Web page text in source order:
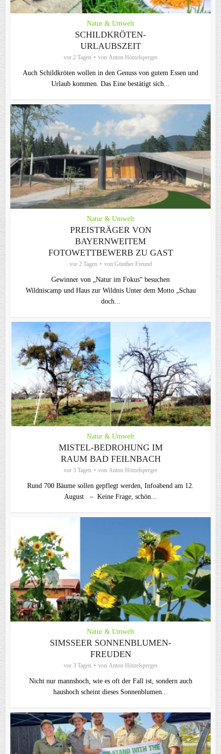
Natur & Umwelt
SCHILDKRÖTEN-
URLAUBSZEIT
vor 2 Tagen von Anton Hötzelsperger
Auch Schildkröten wollen in den Genuss von gutem Essen und
Urlaub kommen. Das Eine bestätigt sich...
Natur & Umwelt
PREISTRÄGER VON
BAYERNWEITEM
FOTOWETTBEWERB ZU GAST
vor 2 Tagen von Günther Freund
Gewinner von „Natur im Fokus“ besuchen
Wildniscamp und Haus zur Wildnis Unter dem Motto „Schau
doch...
Natur & Umwelt
MISTEL-BEDROHUNG IM
RAUM BAD FEILNBACH
vor 3 Tagen von Anton Hötzelsperger
Rund 700 Bäume sollen gepflegt werden, Infoabend am 12.
August – Keine Frage, schön...
Natur & Umwelt
SIMSSEER SONNENBLUMEN-
FREUDEN
vor 3 Tagen von Anton Hötzelsperger
Nicht nur mannshoch, wie es oft der Fall ist, sondern auch
haushoch scheint dieses Sonnenblumen...